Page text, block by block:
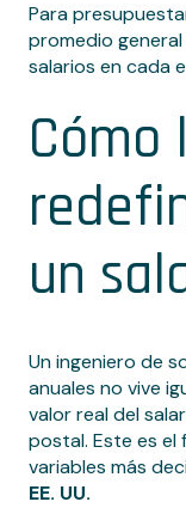
Para
promedio
salarios en cada
Cómo
un
Un ingeniero de
anuales no vive
valor real del
postal. Este es el
variables más
EE. UU.